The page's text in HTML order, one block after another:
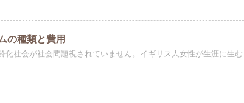
の種類と費用
化社会が社会問題視されていません。イギリス人女性が生涯に生む